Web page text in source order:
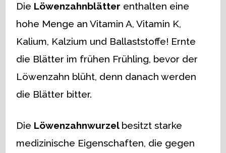
Die Löwenzahnblätter enthalten eine
hohe Menge an Vitamin A, Vitamin K,
Kalium, Kalzium und Ballaststoffe! Ernte
die Blätter im frühen Frühling, bevor der
Löwenzahn blüht, denn danach werden
die Blätter bitter.
Die Löwenzahnwurzel besitzt starke
medizinische Eigenschaften, die gegen